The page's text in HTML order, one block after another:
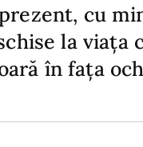
cu
la viața
în fața